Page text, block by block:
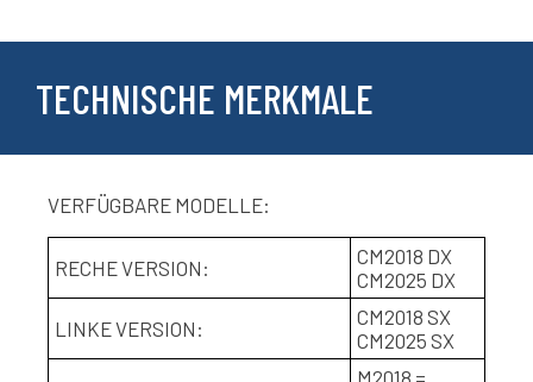
TECHNISCHE MERKMALE
VERFÜGBARE MODELLE:
RECHE VERSION:
CM2018 DX
CM2025 DX
LINKE VERSION:
CM2018 SX
CM2025 SX
M2018 =